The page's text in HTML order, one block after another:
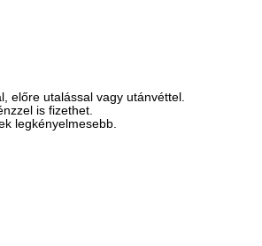
előre utalással vagy utánvéttel.
is fizethet.
legkényelmesebb.